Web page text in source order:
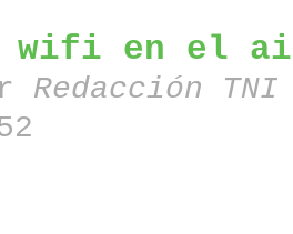
wifi en el
Redacción